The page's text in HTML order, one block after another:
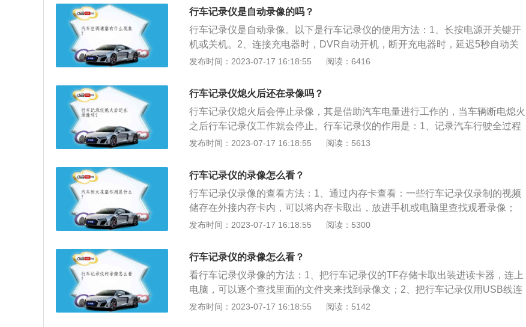
了然，交警处理事故快速准确；既可快速撤离现场恢复交通，又可保留事发时的
有效证据，营造安全畅通的交通环境。
录仪，比如盯盯拍行车记录仪，就可以利用相对应的手机APP直接在手机里面查
看录制好的视频。
行车记录仪是自动录像的吗？
行车记录仪是自动录像。以下是行车记录仪的使用方法：1、长按电源开关键开
机或关机。2、连接充电器时，DVR自动开机，断开充电器时，延迟5秒自动关
机。3、录像模式DVR开机后会自动进入录像状态，录像指示符号闪烁。录像
照。5、预览模式。开机后按模式键选择预览模式，按上翻/下翻键选择视频文
件，按OK键播放或暂停，按模式键退出。
发布时间：2023-07-17 16:18:55 阅读：6416
行车记录仪熄火后还在录像吗？
行车记录仪熄火后会停止录像，其是借助汽车电量进行工作的，当车辆断电熄火
之后行车记录仪工作就会停止。行车记录仪的作用是：1、记录汽车行驶全过程
的视频图像和声音；2、当作停车监控；3、可以提供画面帮助处理事故。行车记
装摄像头；4、将摄像头线束连接行车记录仪即可。行车记录仪使用方法是：1、
插上内存卡，按电源键开机；2、按模式键可以选择录像、拍照、预览三种模
式；3、选择录像模式会自动进入录像。
发布时间：2023-07-17 16:18:55 阅读：5613
行车记录仪的录像怎么看？
行车记录仪录像的查看方法：1、通过内存卡查看：一些行车记录仪录制的视频
储存在外接内存卡内，可以将内存卡取出，放进手机或电脑里查找观看录像；
2、通过连接行车记录仪查看：有一部分行车记录仪带有WIFI，手机下载专用的A
3、在行车记录仪直接查看录像：现在的行车记录仪大部分都自带有显示屏，只
需要操作行车记录仪上的按钮，选择预览模式，即可在显示屏上翻看已经录好的
视频。
发布时间：2023-07-17 16:18:55 阅读：5300
行车记录仪的录像怎么看？
看行车记录仪录像的方法：1、把行车记录仪的TF存储卡取出装进读卡器，连上
电脑，可以逐个查找里面的文件夹来找到录像文；2、把行车记录仪用USB线连
接电脑，电脑会把行车记录仪识别为大容量存储设备，有时候有行车记录仪屏幕
发布时间：2023-07-17 16:18:55 阅读：5142